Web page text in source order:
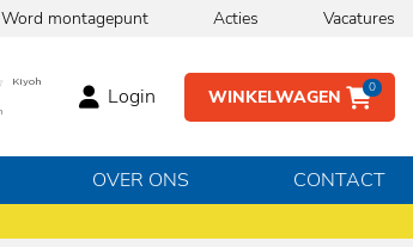
Word montagepunt Acties Vacatures
WINKELWAGEN 0
Login
OVER ONS CONTACT